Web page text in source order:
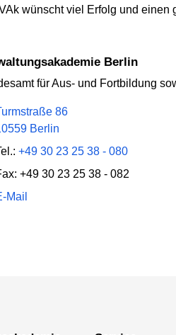
wünscht viel Erfolg und einen
Berlin
für Aus- und Fortbildung
86
Berlin
+49 30 23 25 38 - 080
+49 30 23 25 38 - 082
Mail